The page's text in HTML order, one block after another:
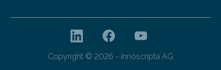
Copyright © 2026 - innoscripta AG